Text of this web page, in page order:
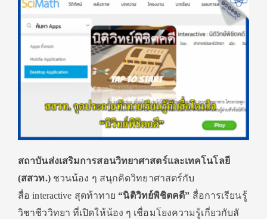
สถาบันส่งเสริมการสอนวิทยาศาสตร์และเทคโนโลยี
(สสวท.)ชวนน้อง ๆ สนุกคิดวิทยาศาสตร์กับ
สื่อinteractive สุดท้าทาย“นิติวิทย์พิชิตคดี” สื่อการเรียนรู้
วิชาชีววิทยา ที่เปิดให้น้อง ๆ เชื่อมโยงความรู้เกี่ยวกับลั